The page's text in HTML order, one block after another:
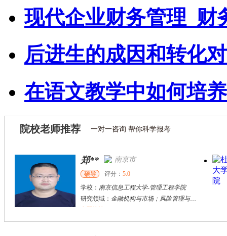
现代企业财务管理_财
后进生的成因和转化
在语文教学中如何培
院校老师推荐 一对一咨询 帮你科学报考
郑** 南京市
硕导 评分： 5.0
学校： 南京信息工程大学-管理工程学院
研究领域： 金融机构与市场；风险管理与保险精算
张千帆 哈尔滨市
博导